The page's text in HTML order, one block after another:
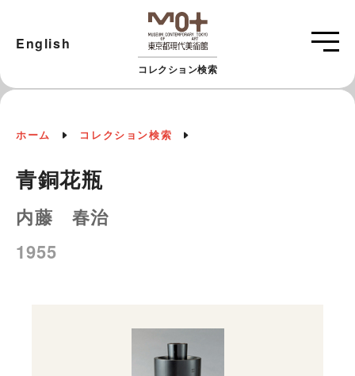
コレクション検索
English
ホーム コレクション検索
青銅花瓶
内藤 春治
1955